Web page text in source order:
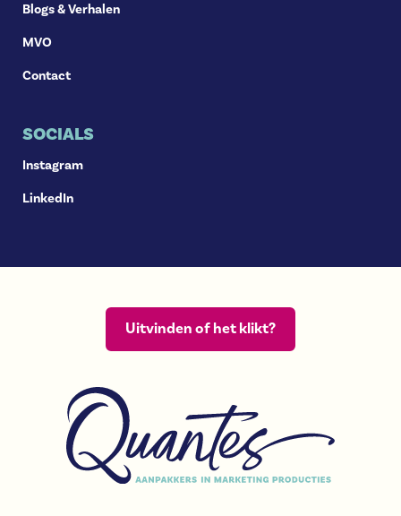
Blogs & Verhalen
MVO
Contact
SOCIALS
Instagram
LinkedIn
Uitvinden of het klikt?